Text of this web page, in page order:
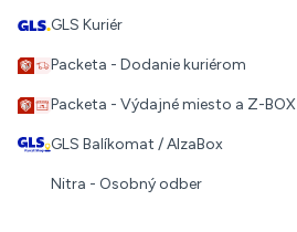
GLS Kuriér
Packeta - Dodanie kuriérom
Packeta - Výdajné miesto a Z-BOX
GLS Balíkomat / AlzaBox
Nitra - Osobný odber